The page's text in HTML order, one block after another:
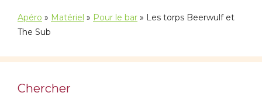
Apéro » Matériel » Pour le bar » Les torps Beerwulf et
The Sub
Chercher